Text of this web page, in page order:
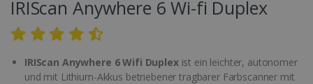
IRIScan Anywhere 6 Wi-fi Duplex
IRIScan Anywhere 6 Wifi Duplexist ein leichter, autonomer
und mit Lithium-Akkus betriebener tragbarer Farbscanner mit